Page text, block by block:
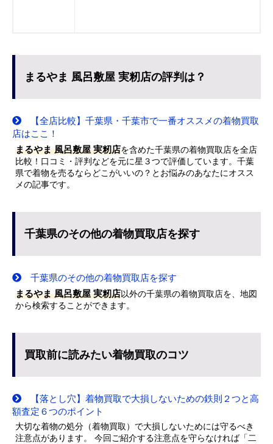
まるやま 風呂敷屋 実籾店の評判は？
【全店比較】千葉県・千葉市で一番オススメの着物買取
店はここ！
まるやま 風呂敷屋 実籾店を含めた千葉県の着物買取店を全店
比較！口コミ・評判などを元に星３つで評価しています。千葉
県で着物を売るならどこがいいの？とお悩みのあなたにオスス
メの記事です。
千葉県のその他の着物買取店を探す
千葉県のその他の着物買取店を探す
まるやま 風呂敷屋 実籾店以外の千葉県の着物買取店を、地図
から検索することができます。
買取前に読みたい着物買取のコツ
【落とし穴】着物買取で大損しないための鉄則２つと高
額査定６つのポイント
大切な着物の処分（着物買取）で大損しないためには守るべき
注意点があります。 今回ご紹介する注意点を守らなければ「二